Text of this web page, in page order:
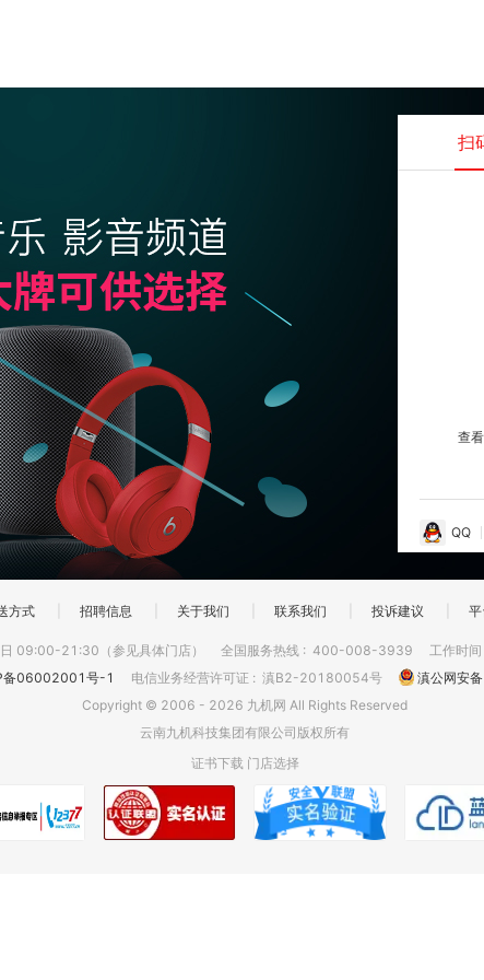
扫
QQ
查看
方式 招聘信息 关于我们 联系我们 投诉建议
09:00-21:30（参见具体门店） 全国服务热线 : 400-008-3939 工作时间
备06002001号-1
电信业务经营许可证 : 滇B2-20180054号
滇公网安
Copyright © 2006 - 2026 九机网 All Rights Reserved
云南九机科技集团有限公司版权所有
证书下载 门店选择